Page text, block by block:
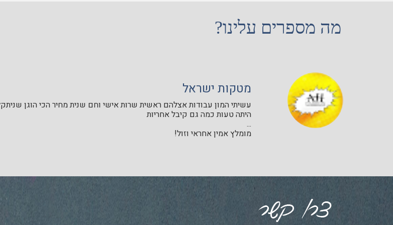
מה מספרים עלינו?
מטקות ישראל
עשיתי המון עבודות אצלהם ראשית שרות אישי וחם שנית מחיר הכי הוגן
היתה טעות כמה גם קיבל אחריות
...
מומלץ אמין אחראי וזול!